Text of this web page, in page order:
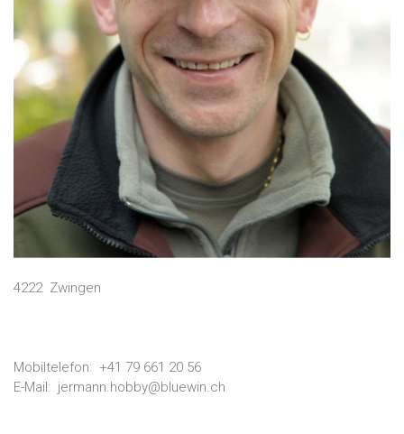
4222 Zwingen
Mobiltelefon: +41 79 661 20 56
E-Mail: jermann.hobby@bluewin.ch